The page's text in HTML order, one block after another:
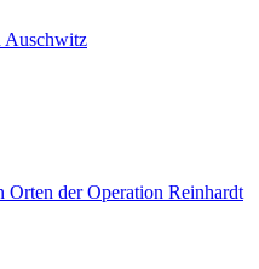
Auschwitz
Orten der Operation Reinhardt